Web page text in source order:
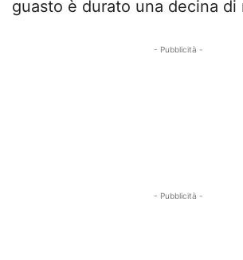
guasto è durato una decina di
- Pubblicità -
- Pubblicità -